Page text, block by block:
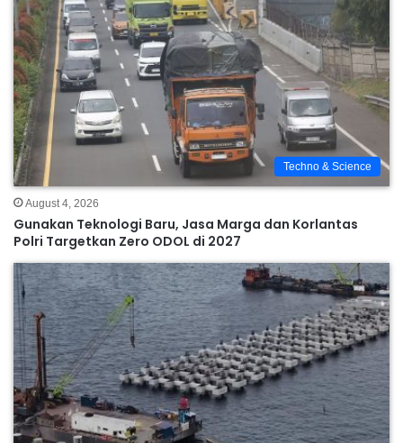
Techno & Science
August 4, 2026
Gunakan Teknologi Baru, Jasa Marga dan Korlantas
Polri Targetkan Zero ODOL di 2027